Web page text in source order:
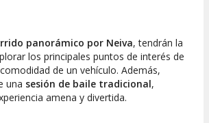
panorámico por Neiva, tendrán la
los principales puntos de interés de
de un vehículo. Además,
una sesión de baile tradicional,
amena y divertida.